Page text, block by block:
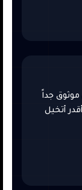
جداً
أتخيل